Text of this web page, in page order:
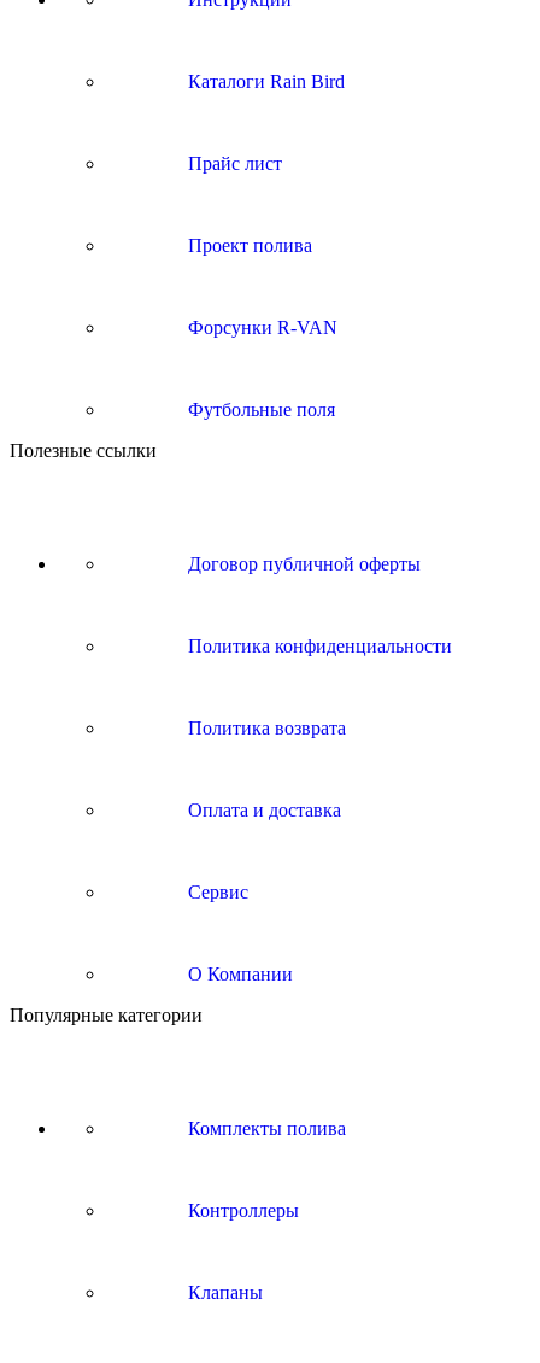
Каталоги Rain Bird
Прайс лист
Проект полива
Форсунки R-VAN
Футбольные поля
Полезные ссылки
Договор публичной оферты
Политика конфиденциальности
Политика возврата
Оплата и доставка
Сервис
О Компании
Популярные категории
Комплекты полива
Контроллеры
Клапаны